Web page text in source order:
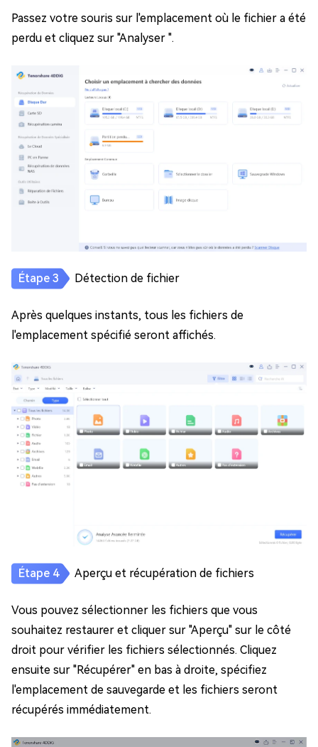
Passez votre souris sur l'emplacement où le fichier a été
perdu et cliquez sur "Analyser ".
Détection de fichier
Après quelques instants, tous les fichiers de
l'emplacement spécifié seront affichés.
Aperçu et récupération de fichiers
Vous pouvez sélectionner les fichiers que vous
souhaitez restaurer et cliquer sur "Aperçu" sur le côté
droit pour vérifier les fichiers sélectionnés. Cliquez
ensuite sur "Récupérer" en bas à droite, spécifiez
l'emplacement de sauvegarde et les fichiers seront
récupérés immédiatement.